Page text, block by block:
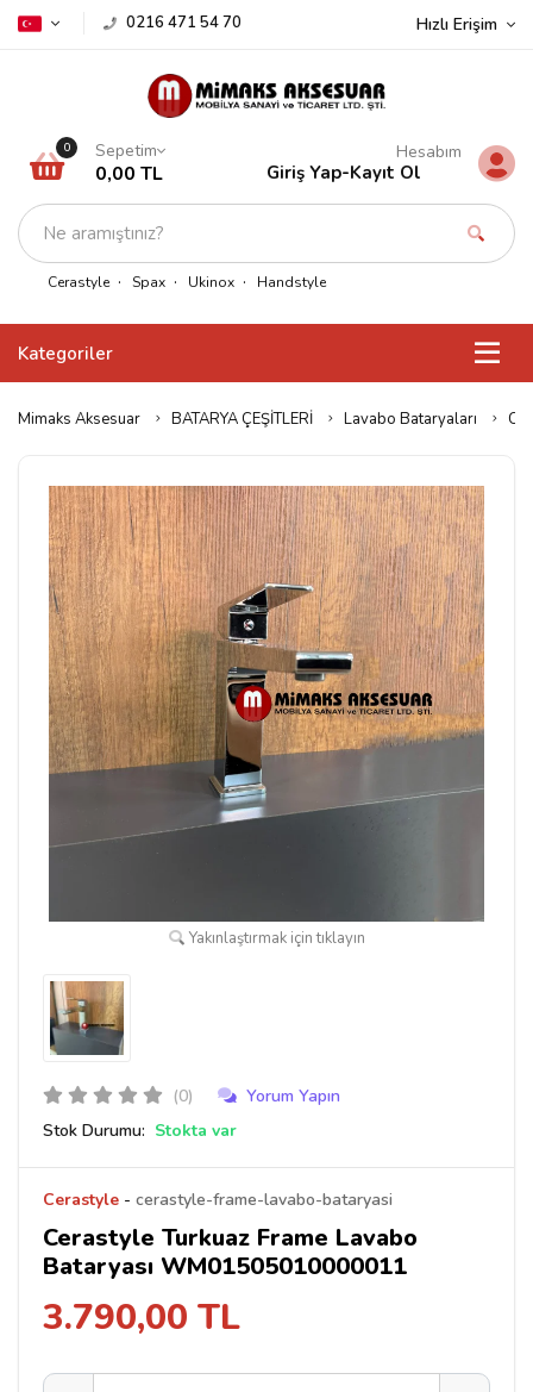
0216 471 54 70 Hızlı Erişim
Cerastyle Spax Ukinox Handstyle
0 Sepetim
0,00 TL
Hesabım
Giriş Yap-Kayıt Ol
Kategoriler
Mimaks Aksesuar BATARYA ÇEŞİTLERİ Lavabo Bataryaları
Yakınlaştırmak için tıklayın
(0)
Yorum Yapın
Stok Durumu: Stokta var
Cerastyle - cerastyle-frame-lavabo-bataryasi
Cerastyle Turkuaz Frame Lavabo
Bataryası WM01505010000011
3.790,00 TL